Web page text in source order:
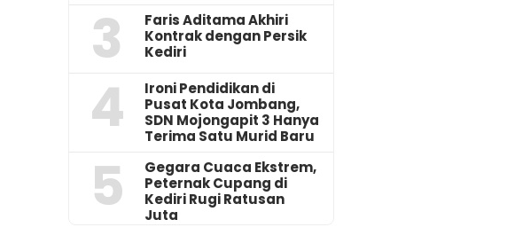
3
Faris Aditama Akhiri
Kontrak dengan Persik
Kediri
4
Ironi Pendidikan di
Pusat Kota Jombang,
SDN Mojongapit 3 Hanya
Terima Satu Murid Baru
5
‎Gegara Cuaca Ekstrem,
Peternak Cupang di
Kediri Rugi Ratusan
Juta